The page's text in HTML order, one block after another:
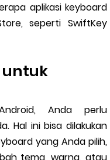
aplikasi keyboard
seperti SwiftKey
untuk
Anda perlu
Hal ini bisa dilakukan
yang Anda pilih,